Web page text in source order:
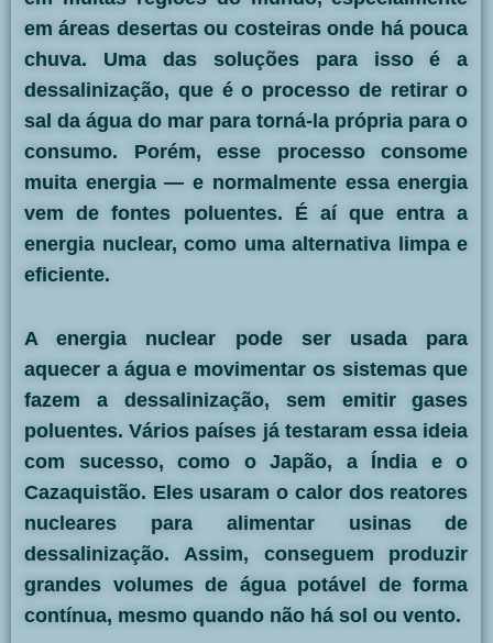
em áreas desertas ou costeiras onde há pouca
chuva. Uma das soluções para isso é a
dessalinização, que é o processo de retirar o
sal da água do mar para torná-la própria para o
consumo. Porém, esse processo consome
muita energia — e normalmente essa energia
vem de fontes poluentes. É aí que entra a
energia nuclear, como uma alternativa limpa e
eficiente.
A energia nuclear pode ser usada para
aquecer a água e movimentar os sistemas que
fazem a dessalinização, sem emitir gases
poluentes. Vários países já testaram essa ideia
com sucesso, como o Japão, a Índia e o
Cazaquistão. Eles usaram o calor dos reatores
nucleares para alimentar usinas de
dessalinização. Assim, conseguem produzir
grandes volumes de água potável de forma
contínua, mesmo quando não há sol ou vento.